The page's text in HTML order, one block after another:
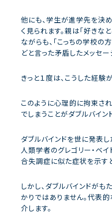
他にも、学生が進学先を決
く見られます。親は「好きな
ながらも、「こっちの学校の
どと言った矛盾したメッセー
きっと１度は、こうした経験
このように心理的に拘束さ
でしまうことがダブルバイン
ダブルバインドを世に発表
人類学者のグレゴリー・ベイ
合失調症に似た症状を示す
しかし、ダブルバインドが
かりではありません。代表的
介します。